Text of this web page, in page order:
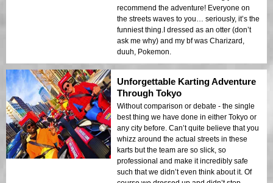
recommend the adventure! Everyone on
the streets waves to you… seriously, it’s the
funniest thing.I dressed as an otter (don’t
ask me why) and my bf was Charizard,
duuh, Pokemon.
Unforgettable Karting Adventure
Through Tokyo
Without comparison or debate - the single
best thing we have done in either Tokyo or
any city before. Can’t quite believe that you
whizz around the actual streets in these
karts but the team are so slick, so
professional and make it incredibly safe
such that we didn’t even think about it. Of